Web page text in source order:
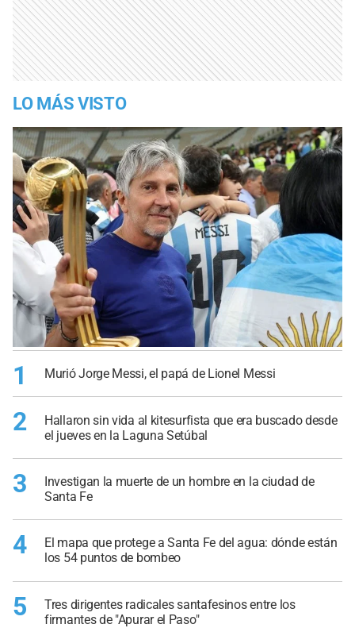
LO MÁS VISTO
1 Murió Jorge Messi, el papá de Lionel Messi
2
Hallaron sin vida al kitesurfista que era buscado desde
el jueves en la Laguna Setúbal
3
Investigan la muerte de un hombre en la ciudad de
Santa Fe
4
El mapa que protege a Santa Fe del agua: dónde están
los 54 puntos de bombeo
5
Tres dirigentes radicales santafesinos entre los
firmantes de "Apurar el Paso"